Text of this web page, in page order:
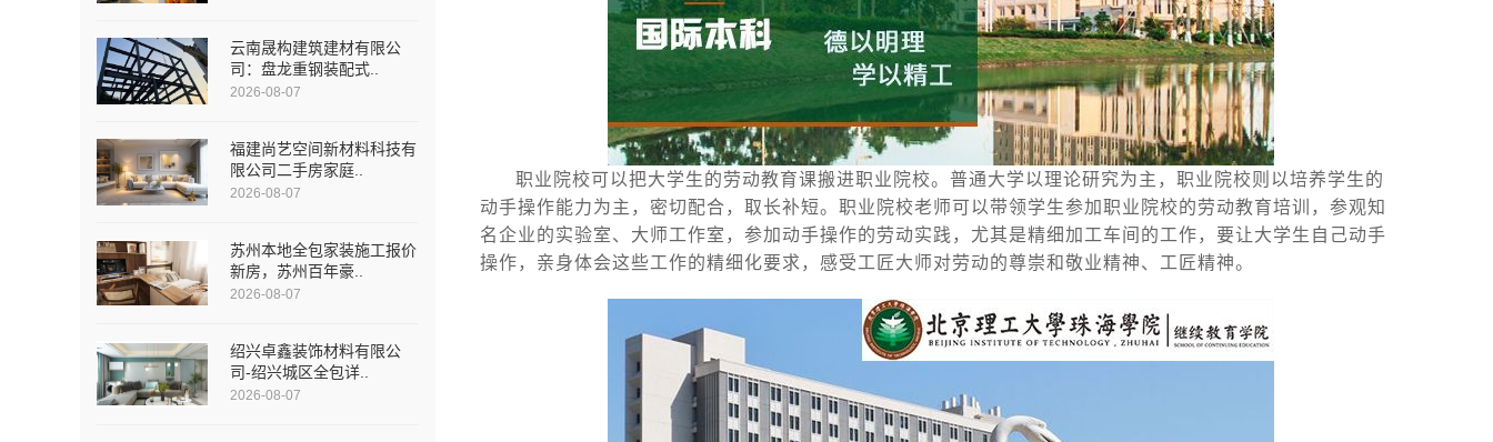
云南晟构建筑建材有限公
司：盘龙重钢装配式..
2026-08-07
福建尚艺空间新材料科技有
限公司二手房家庭..
2026-08-07
苏州本地全包家装施工报价
新房，苏州百年豪..
2026-08-07
绍兴卓鑫装饰材料有限公
司-绍兴城区全包详..
2026-08-07
职业院校可以把大学生的劳动教育课搬进职业院校。普通大学以理论研究为主，职业院校则以培养学生的
动手操作能力为主，密切配合，取长补短。职业院校老师可以带领学生参加职业院校的劳动教育培训，参观知
名企业的实验室、大师工作室，参加动手操作的劳动实践，尤其是精细加工车间的工作，要让大学生自己动手
操作，亲身体会这些工作的精细化要求，感受工匠大师对劳动的尊崇和敬业精神、工匠精神。